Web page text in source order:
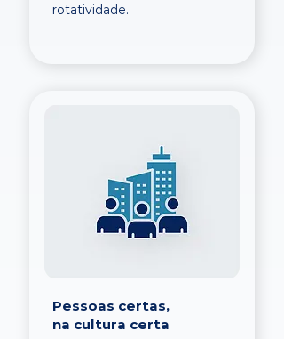
rotatividade.
Pessoas certas,
na cultura certa